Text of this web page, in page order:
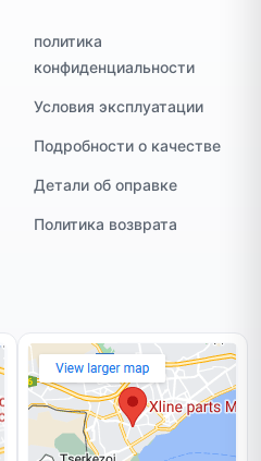
политика
конфиденциальности
Условия эксплуатации
Подробности о качестве
Детали об оправке
Политика возврата